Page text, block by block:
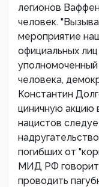
легионов
человек.
мероприятие
официальных
человека,
Константин
циничную акцию
нацистов
погибших от
МИД РФ
проводить